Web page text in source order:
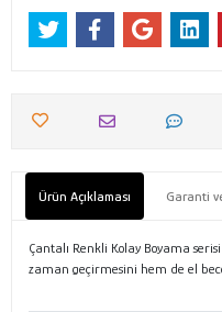
Ürün Açıklaması Garanti
Çantalı Renkli Kolay Boyama
zaman geçirmesini hem de el